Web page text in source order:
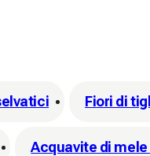
Fiori di
Acquavite di